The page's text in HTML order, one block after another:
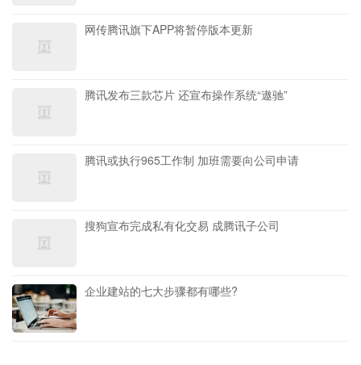
网传腾讯旗下APP将暂停版本更新
腾讯发布三款芯片 还宣布操作系统“遨驰”
腾讯或执行965工作制 加班需要向公司申请
搜狗宣布完成私有化交易 成腾讯子公司
企业建站的七大步骤都有哪些?